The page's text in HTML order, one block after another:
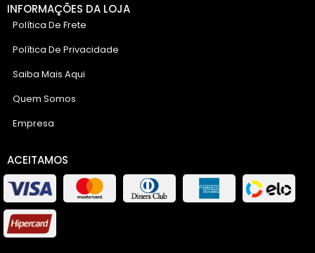
INFORMAÇÕES DA LOJA
Política De Frete
Política De Privacidade
Saiba Mais Aqui
Quem Somos
Empresa
ACEITAMOS